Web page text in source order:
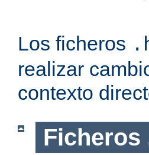
Los ficheros
realizar
contexto
Ficheros